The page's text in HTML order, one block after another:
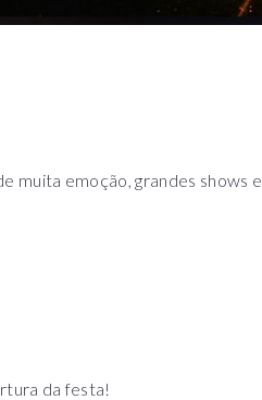
muita emoção, grandes shows
da festa!